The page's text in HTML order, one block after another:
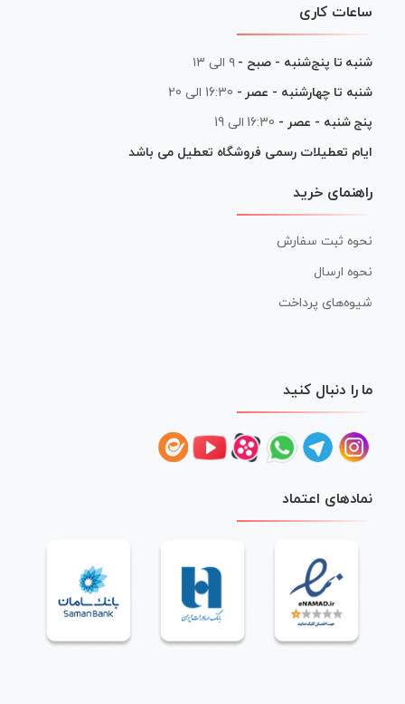
ساعات کاری
شنبه تا پنج‌شنبه - صبح - ۹ الی ۱۳
شنبه تا چهارشنبه - عصر - 16:30 الی 20
پنج شنبه - عصر - 16:30 الی 19
ایام تعطیلات رسمی فروشگاه تعطیل می باشد
راهنمای خرید
نحوه ثبت سفارش
نحوه ارسال
شیوه‌های پرداخت
ما را دنبال کنید
نمادهای اعتماد